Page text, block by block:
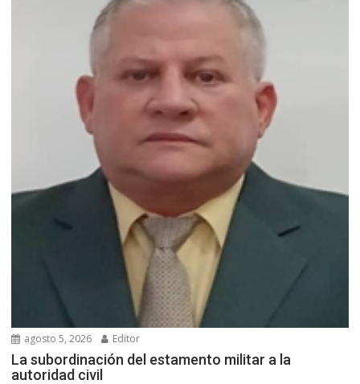
agosto 5, 2026 Editor
La subordinación del estamento militar a la
autoridad civil